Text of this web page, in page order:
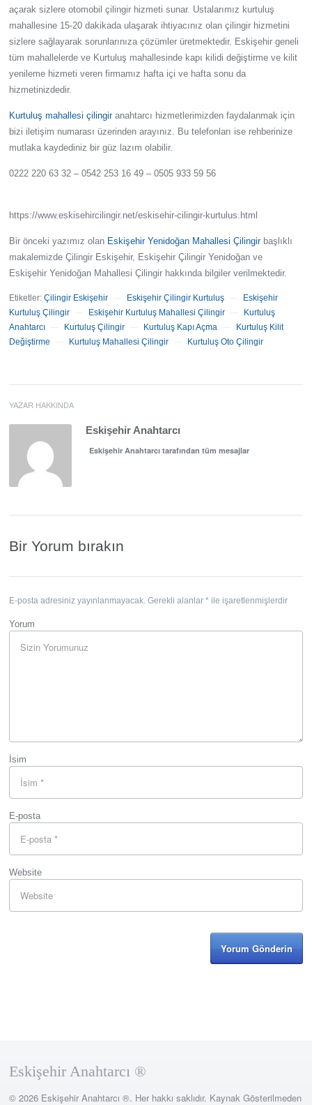
açarak sizlere otomobil çilingir hizmeti sunar. Ustalarımız kurtuluş
mahallesine 15-20 dakikada ulaşarak ihtiyacınız olan çilingir hizmetini
sizlere sağlayarak sorunlarınıza çözümler üretmektedir. Eskişehir geneli
tüm mahallelerde ve Kurtuluş mahallesinde kapı kilidi değiştirme ve kilit
yenileme hizmeti veren firmamız hafta içi ve hafta sonu da
hizmetinizdedir.
Kurtuluş mahallesi çilingiranahtarcı hizmetlerimizden faydalanmak için
bizi iletişim numarası üzerinden arayınız. Bu telefonları ise rehberinize
mutlaka kaydediniz bir güz lazım olabilir.
0222 220 63 32 – 0542 253 16 49 – 0505 933 59 56
https://www.eskisehircilingir.net/eskisehir-cilingir-kurtulus.html
Bir önceki yazımız olan Eskişehir Yenidoğan Mahallesi Çilingirbaşlıklı
makalemizde Çilingir Eskişehir, Eskişehir Çilingir Yenidoğan ve
Eskişehir Yenidoğan Mahallesi Çilingir hakkında bilgiler verilmektedir.
Etiketler:Çilingir Eskişehir Eskişehir Çilingir Kurtuluş
Eskişehir
Kurtuluş Çilingir
Eskişehir Kurtuluş Mahallesi Çilingir
Kurtuluş
Anahtarcı
Kurtuluş Çilingir Kurtuluş Kapı Açma
Kurtuluş Kilit
Değiştirme
Kurtuluş Mahallesi Çilingir Kurtuluş Oto Çilingir
YAZAR HAKKINDA
Eskişehir Anahtarcı
Eskişehir Anahtarcı tarafından tüm mesajlar
Bir Yorum bırakın
E-posta adresiniz yayınlanmayacak. Gerekli alanlar* ile işaretlenmişlerdir
Yorum
İsim
E-posta
Website
Eskişehir Anahtarcı ®
© 2026 Eskişehir Anahtarcı ®. Her hakkı saklıdır. Kaynak Gösterilmeden